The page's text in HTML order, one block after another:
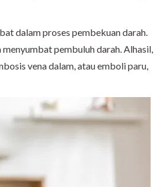
dalam proses pembekuan darah.
pembuluh darah. Alhasil,
vena dalam, atau emboli paru,